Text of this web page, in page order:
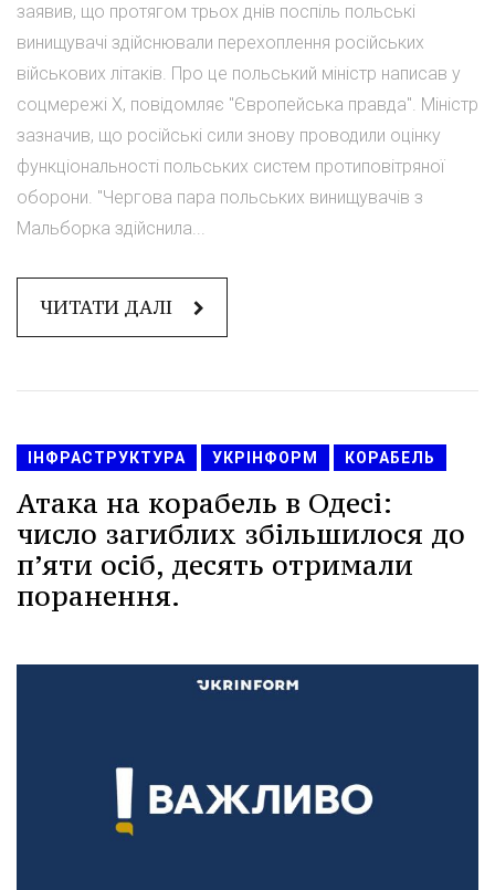
заявив, що протягом трьох днів поспіль польські
винищувачі здійснювали перехоплення російських
військових літаків. Про це польський міністр написав у
соцмережі Х, повідомляє "Європейська правда". Міністр
зазначив, що російські сили знову проводили оцінку
функціональності польських систем протиповітряної
оборони. "Чергова пара польських винищувачів з
Мальборка здійснила...
ЧИТАТИ ДАЛІ
ІНФРАСТРУКТУРА УКРІНФОРМ КОРАБЕЛЬ
Атака на корабель в Одесі:
число загиблих збільшилося до
пʼяти осіб, десять отримали
поранення.